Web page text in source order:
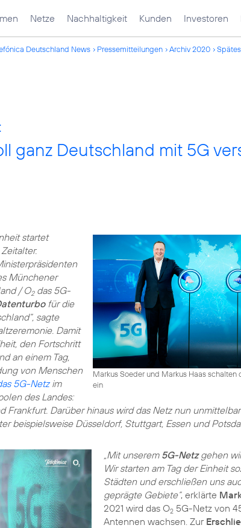
Netze Nachhaltigkeit Kunden Investoren
Deutschland News Pressemitteilungen Archiv 2020
ganz Deutschland mit 5G
Markus Soeder und Markus Haas schalten
ein
startet
Münchener
/ O2das 5G-
für die
sagte
Damit
den Fortschritt
an einem Tag,
von Menschen
5G-Netzim
des Landes:
Frankfurt. Darüber hinaus wird das Netz nun
beispielsweise Düsseldorf, Stuttgart, Essen und
„Mit unserem 5G-Netzgehen
Wir starten am Tag der Einheit
Städten und erschließen uns
geprägte Gebiete“, erklärte
2021 wird das O25G-Netz von
Antennen wachsen. Zur